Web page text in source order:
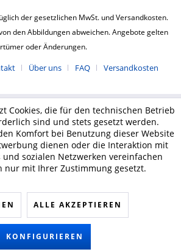
der gesetzlichen MwSt. und Versandkosten.
den Abbildungen abweichen. Angebote gelten
oder Änderungen.
Über uns FAQ Versandkosten
Cookies, die für den technischen Betrieb
sind und stets gesetzt werden.
Komfort bei Benutzung dieser Website
dienen oder die Interaktion mit
sozialen Netzwerken vereinfachen
nur mit Ihrer Zustimmung gesetzt.
ALLE AKZEPTIEREN
KONFIGURIEREN